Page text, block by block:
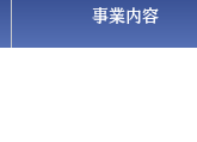
事業内容